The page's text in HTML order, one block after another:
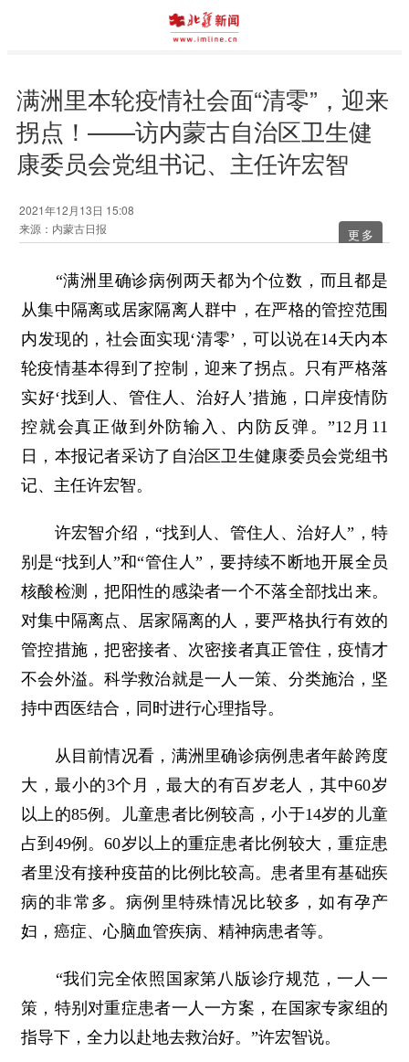
满洲里本轮疫情社会面“清零”，迎来
拐点！——访内蒙古自治区卫生健
康委员会党组书记、主任许宏智
2021年12月13日 15:08
来源：内蒙古日报
更多
“满洲里确诊病例两天都为个位数，而且都是
从集中隔离或居家隔离人群中，在严格的管控范围
内发现的，社会面实现‘清零’，可以说在14天内本
轮疫情基本得到了控制，迎来了拐点。只有严格落
实好‘找到人、管住人、治好人’措施，口岸疫情防
控就会真正做到外防输入、内防反弹。”12月11
日，本报记者采访了自治区卫生健康委员会党组书
记、主任许宏智。
许宏智介绍，“找到人、管住人、治好人”，特
别是“找到人”和“管住人”，要持续不断地开展全员
核酸检测，把阳性的感染者一个不落全部找出来。
对集中隔离点、居家隔离的人，要严格执行有效的
管控措施，把密接者、次密接者真正管住，疫情才
不会外溢。科学救治就是一人一策、分类施治，坚
持中西医结合，同时进行心理指导。
从目前情况看，满洲里确诊病例患者年龄跨度
大，最小的3个月，最大的有百岁老人，其中60岁
以上的85例。儿童患者比例较高，小于14岁的儿童
占到49例。60岁以上的重症患者比例较大，重症患
者里没有接种疫苗的比例比较高。患者里有基础疾
病的非常多。病例里特殊情况比较多，如有孕产
妇，癌症、心脑血管疾病、精神病患者等。
“我们完全依照国家第八版诊疗规范，一人一
策，特别对重症患者一人一方案，在国家专家组的
指导下，全力以赴地去救治好。”许宏智说。